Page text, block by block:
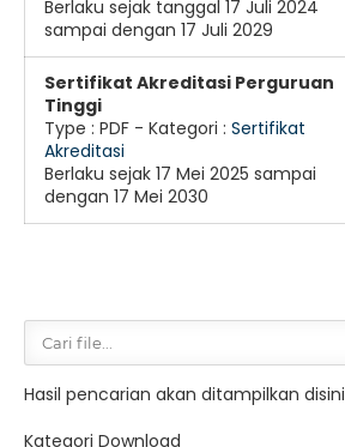
Berlaku sejak tanggal 17 Juli 2024
sampai dengan 17 Juli 2029
Sertifikat Akreditasi Perguruan
Tinggi
Type : PDF - Kategori : Sertifikat
Akreditasi
Berlaku sejak 17 Mei 2025 sampai
dengan 17 Mei 2030
Hasil pencarian akan ditampilkan disini
Kategori Download